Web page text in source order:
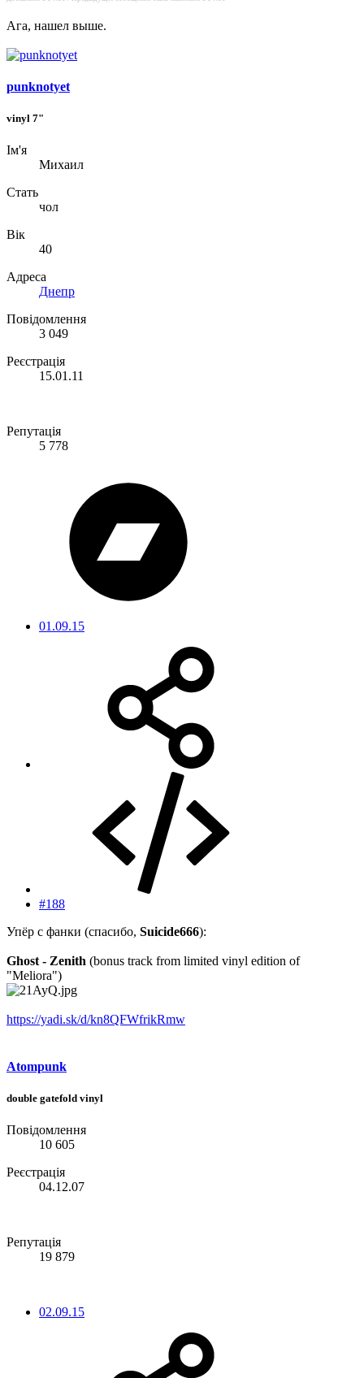
Ага, нашел выше.
punknotyet
vinyl 7"
Ім'я
Михаил
Стать
чол
Вік
40
Адреса
Днепр
Повідомлення
3 049
Реєстрація
15.01.11
Репутація
5 778
01.09.15
#188
Упёр с фанки (спасибо, Suicide666):
Ghost - Zenith (bonus track from limited vinyl edition of
"Meliora")
https://yadi.sk/d/kn8QFWfrikRmw
Atompunk
double gatefold vinyl
Повідомлення
10 605
Реєстрація
04.12.07
Репутація
19 879
02.09.15